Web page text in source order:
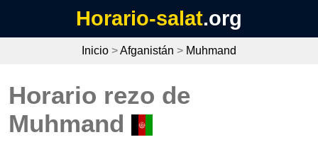
Horario-salat.org
Inicio >Afganistán > Muhmand
Horario rezo de
Muhmand